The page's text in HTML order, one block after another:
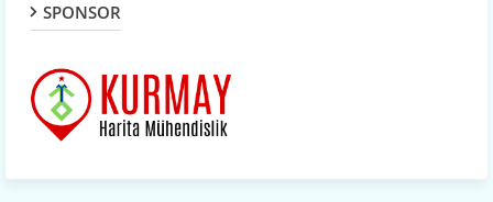
SPONSOR